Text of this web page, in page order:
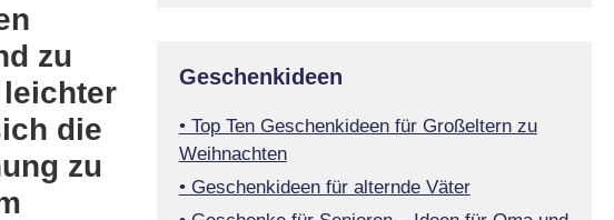
zu
die
zu
Geschenkideen
• Top Ten Geschenkideen für Großeltern zu
Weihnachten
• Geschenkideen für alternde Väter